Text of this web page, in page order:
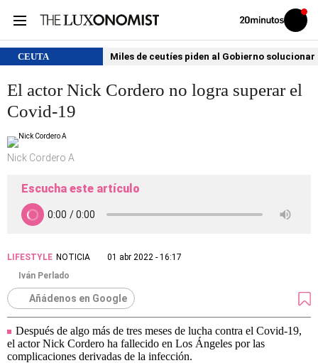
Volver
Iniciar
sesión
CEUTA Miles de ceutíes piden al Gobierno
El actor Nick Cordero no logra superar el
Covid-19
Nick Cordero A
Escucha este artículo
LIFESTYLE NOTICIA
01 abr 2022 - 16:17
Iván Perlado
Añádenos en Google
Después de algo más de tres meses de lucha contra el Covid-19,
el actor Nick Cordero ha fallecido en Los Ángeles por las
complicaciones derivadas de la infección.